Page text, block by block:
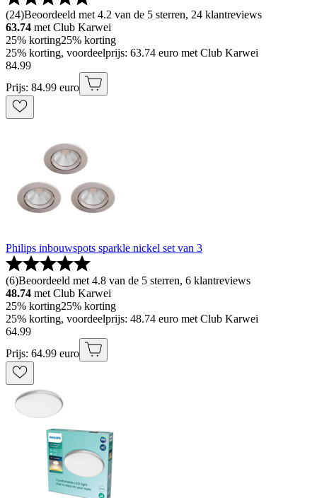
(24)Beoordeeld met 4.2 van de 5 sterren, 24 klantreviews
63.74 met Club Karwei
25% korting25% korting
25% korting, voordeelprijs: 63.74 euro met Club Karwei
84.99
Prijs: 84.99 euro
Philips inbouwspots sparkle nickel set van 3
(6)Beoordeeld met 4.8 van de 5 sterren, 6 klantreviews
48.74 met Club Karwei
25% korting25% korting
25% korting, voordeelprijs: 48.74 euro met Club Karwei
64.99
Prijs: 64.99 euro